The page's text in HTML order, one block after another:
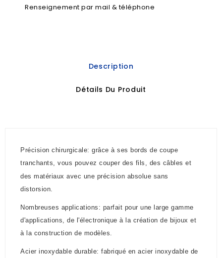
Renseignement par mail & téléphone
Description
Détails Du Produit
Précision chirurgicale: grâce à ses bords de coupe
tranchants, vous pouvez couper des fils, des câbles et
des matériaux avec une précision absolue sans
distorsion.
Nombreuses applications: parfait pour une large gamme
d'applications, de l'électronique à la création de bijoux et
à la construction de modèles.
Acier inoxydable durable: fabriqué en acier inoxydable de